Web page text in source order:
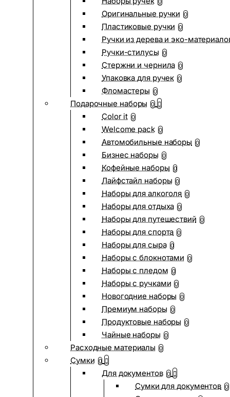
0
Оригинальные ручки 0
Пластиковые ручки 0
Ручки из дерева и эко-
Ручки-стилусы 0
Стержни и чернила 0
Упаковка для ручек 0
Фломастеры 0
Подарочные наборы 0
Color it 0
Welcome pack 0
Автомобильные наборы 0
Бизнес наборы 0
Кофейные наборы 0
Лайфстайл наборы 0
Наборы для алкоголя 0
Наборы для отдыха 0
Наборы для путешествий 0
Наборы для спорта 0
Наборы для сыра 0
Наборы с блокнотами 0
Наборы с пледом 0
Наборы с ручками 0
Новогодние наборы 0
Премиум наборы 0
Продуктовые наборы 0
Чайные наборы 0
Расходные материалы 0
Сумки 0
Для документов 0
Сумки для документов 0